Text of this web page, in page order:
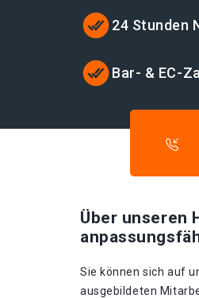
24 Stunden
Bar- & EC-
Über unseren
Sie können sich auf
ausgebildeten